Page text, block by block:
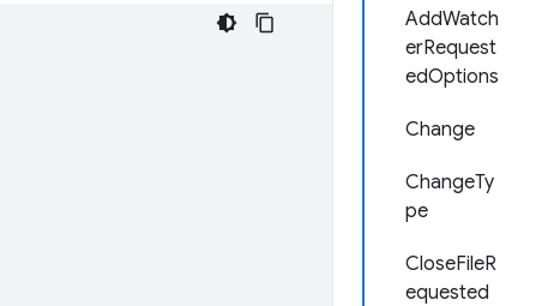
AddWatch
erRequest
edOptions
Change
ChangeTy
pe
CloseFileR
equested